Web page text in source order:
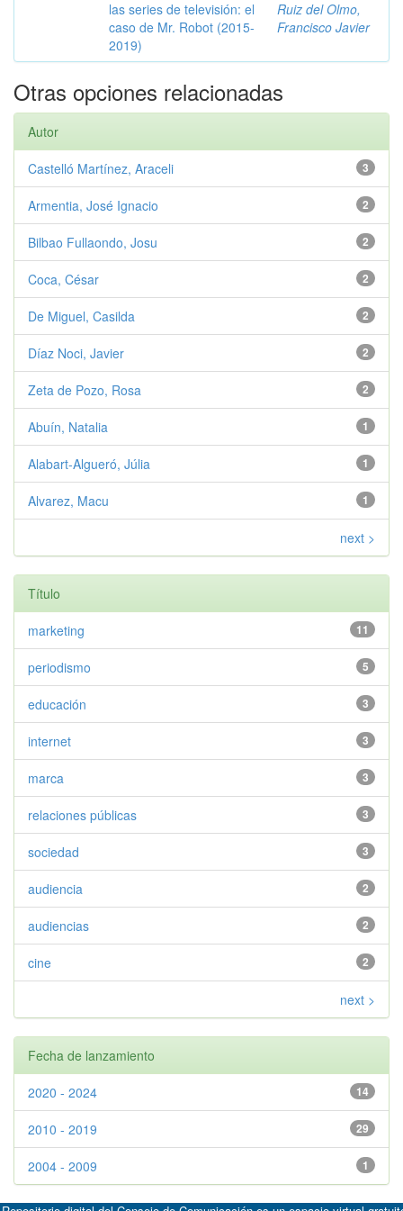
las series de televisión: el
caso de Mr. Robot (2015-
2019)
Ruiz del Olmo,
Francisco Javier
Otras opciones relacionadas
Autor
3
Castelló Martínez, Araceli
2
Armentia, José Ignacio
2
Bilbao Fullaondo, Josu
2
Coca, César
2
De Miguel, Casilda
2
Díaz Noci, Javier
2
Zeta de Pozo, Rosa
1
Abuín, Natalia
1
Alabart-Algueró, Júlia
1
Alvarez, Macu
next >
Título
11
marketing
5
periodismo
3
educación
3
internet
3
marca
3
relaciones públicas
3
sociedad
2
audiencia
2
audiencias
2
cine
next >
Fecha de lanzamiento
14
2020 - 2024
29
2010 - 2019
1
2004 - 2009